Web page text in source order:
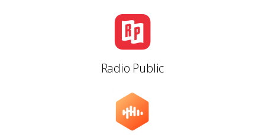
Radio Public